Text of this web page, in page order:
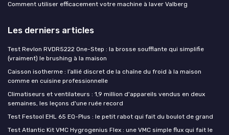
Comment utiliser efficacement votre machine à laver Valberg
Les derniers articles
Test Revlon RVDR5222 One-Step : la brosse soufflante qui simplifie
(vraiment) le brushing à la maison
Caisson isotherme : l’allié discret de la chaîne du froid à la maison
comme en cuisine professionnelle
Climatiseurs et ventilateurs : 1,9 million d'appareils vendus en deux
semaines, les leçons d'une ruée record
Test Festool EHL 65 EQ-Plus : le petit rabot qui fait du boulot de grand
Test Atlantic Kit VMC Hygrogenius Flex : une VMC simple flux qui fait le